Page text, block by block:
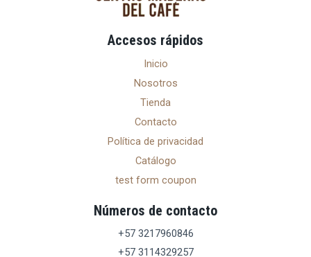
Accesos rápidos
Inicio
Nosotros
Tienda
Contacto
Política de privacidad
Catálogo
test form coupon
Números de contacto
+57 3217960846
+57 3114329257